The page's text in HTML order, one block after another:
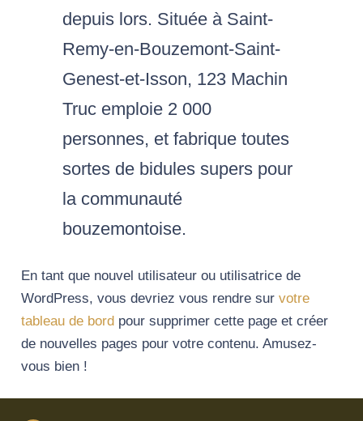
depuis lors. Située à Saint-
Remy-en-Bouzemont-Saint-
Genest-et-Isson, 123 Machin
Truc emploie 2 000
personnes, et fabrique toutes
sortes de bidules supers pour
la communauté
bouzemontoise.
En tant que nouvel utilisateur ou utilisatrice de
WordPress, vous devriez vous rendre sur votre
tableau de bordpour supprimer cette page et créer
de nouvelles pages pour votre contenu. Amusez-
vous bien !